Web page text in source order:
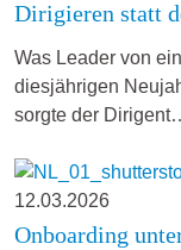
Dirigieren statt
Was Leader von
diesjährigen
sorgte der
12.03.2026
Onboarding